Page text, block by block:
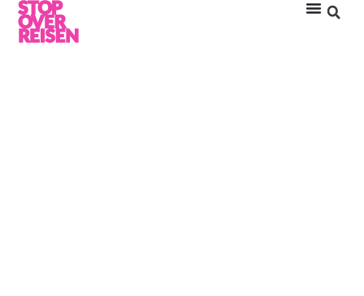
GILI LANKANFUSHI